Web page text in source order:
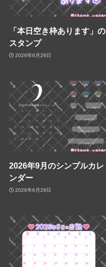
「本日空き枠あります」の
スタンプ
2026年6月29日
2026年9月のシンプルカレ
ンダー
2026年6月29日